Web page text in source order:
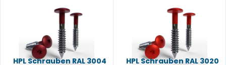
HPL Schrauben RAL 3004 HPL Schrauben RAL 3020